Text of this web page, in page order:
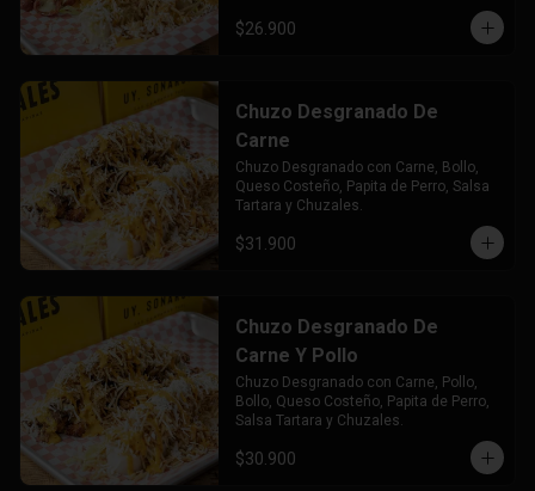
$26.900
Chuzo Desgranado De
Carne
Chuzo Desgranado con Carne, Bollo,
Queso Costeño, Papita de Perro, Salsa
Tartara y Chuzales.
$31.900
Chuzo Desgranado De
Carne Y Pollo
Chuzo Desgranado con Carne, Pollo,
Bollo, Queso Costeño, Papita de Perro,
Salsa Tartara y Chuzales.
$30.900